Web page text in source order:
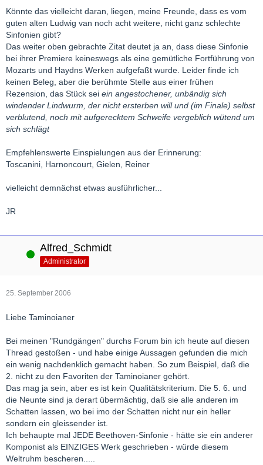
Könnte das vielleicht daran, liegen, meine Freunde, dass es vom
guten alten Ludwig van noch acht weitere, nicht ganz schlechte
Sinfonien gibt?
Das weiter oben gebrachte Zitat deutet ja an, dass diese Sinfonie
bei ihrer Premiere keineswegs als eine gemütliche Fortführung von
Mozarts und Haydns Werken aufgefaßt wurde. Leider finde ich
keinen Beleg, aber die berühmte Stelle aus einer frühen
Rezension, das Stück sei ein angestochener, unbändig sich
windender Lindwurm, der nicht ersterben will und (im Finale) selbst
verblutend, noch mit aufgerecktem Schweife vergeblich wütend um
sich schlägt
Empfehlenswerte Einspielungen aus der Erinnerung:
Toscanini, Harnoncourt, Gielen, Reiner
vielleicht demnächst etwas ausführlicher...
JR
Online Alfred_Schmidt
Administrator
25. September 2006
Liebe Taminoianer
Bei meinen "Rundgängen" durchs Forum bin ich heute auf diesen
Thread gestoßen - und habe einige Aussagen gefunden die mich
ein wenig nachdenklich gemacht haben. So zum Beispiel, daß die
2. nicht zu den Favoriten der Taminoianer gehört.
Das mag ja sein, aber es ist kein Qualitätskriterium. Die 5. 6. und
die Neunte sind ja derart übermächtig, daß sie alle anderen im
Schatten lassen, wo bei imo der Schatten nicht nur ein heller
sondern ein gleissender ist.
Ich behaupte mal JEDE Beethoven-Sinfonie - hätte sie ein anderer
Komponist als EINZIGES Werk geschrieben - würde diesem
Weltruhm bescheren.....